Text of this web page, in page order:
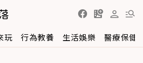
玩 行為教養 生活娛樂 醫療保健